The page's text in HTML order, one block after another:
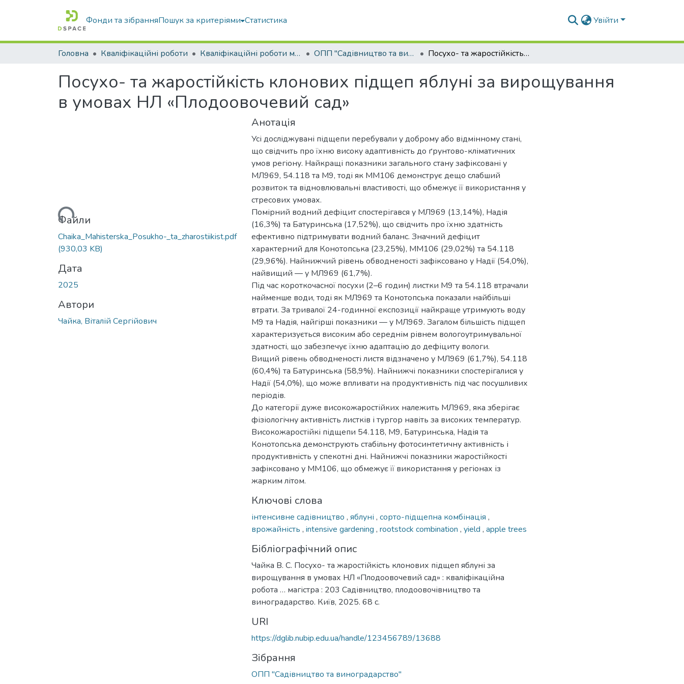
Фонди та зібранняПошук за критеріями Статистика Увійти
Головна Кваліфікаційні роботи Кваліфікаційні роботи магістрів ОПП "Садівництво та виноградарство" Посухо- та жаростійкість клонових підщеп яблуні за вирощування в умовах НЛ «Плодоовочевий сад»
Посухо- та жаростійкість клонових підщеп яблуні за вирощування
в умовах НЛ «Плодоовочевий сад»
Вантажиться...Файли
Chaika_Mahisterska_Posukho-_ta_zharostiikist.pdf
(930,03 KB)
Дата
2025
Автори
Чайка, Віталій Сергійович
Анотація
Усі досліджувані підщепи перебували у доброму або відмінному стані,
що свідчить про їхню високу адаптивність до ґрунтово-кліматичних
умов регіону. Найкращі показники загального стану зафіксовані у
МЛ969, 54.118 та М9, тоді як ММ106 демонструє дещо слабший
розвиток та відновлювальні властивості, що обмежує її використання у
стресових умовах.
Помірний водний дефіцит спостерігався у МЛ969 (13,14%), Надія
(16,3%) та Батуринська (17,52%), що свідчить про їхню здатність
ефективно підтримувати водний баланс. Значний дефіцит
характерний для Конотопська (23,25%), ММ106 (29,02%) та 54.118
(29,96%). Найнижчий рівень обводненості зафіксовано у Надії (54,0%),
найвищий — у МЛ969 (61,7%).
Під час короткочасної посухи (2–6 годин) листки М9 та 54.118 втрачали
найменше води, тоді як МЛ969 та Конотопська показали найбільші
втрати. За тривалої 24-годинної експозиції найкраще утримують воду
М9 та Надія, найгірші показники — у МЛ969. Загалом більшість підщеп
характеризується високим або середнім рівнем вологоутримувальної
здатності, що забезпечує їхню адаптацію до дефіциту вологи.
Вищий рівень обводненості листя відзначено у МЛ969 (61,7%), 54.118
(60,4%) та Батуринська (58,9%). Найнижчі показники спостерігалися у
Надії (54,0%), що може впливати на продуктивність під час посушливих
періодів.
До категорії дуже високожаростійких належить МЛ969, яка зберігає
фізіологічну активність листків і тургор навіть за високих температур.
Високожаростійкі підщепи 54.118, М9, Батуринська, Надія та
Конотопська демонструють стабільну фотосинтетичну активність і
продуктивність у спекотні дні. Найнижчі показники жаростійкості
зафіксовано у ММ106, що обмежує її використання у регіонах із
жарким літом.
Ключові слова
інтенсивне садівництво , яблуні , сорто-підщепна комбінація ,
врожайність , intensive gardening , rootstock combination , yield , apple trees
Бібліографічний опис
Чайка В. С. Посухо- та жаростійкість клонових підщеп яблуні за
вирощування в умовах НЛ «Плодоовочевий сад» : кваліфікаційна
робота … магістра : 203 Садівництво, плодоовочівництво та
виноградарство. Київ, 2025. 68 с.
URI
https://dglib.nubip.edu.ua/handle/123456789/13688
Зібрання
ОПП "Садівництво та виноградарство"